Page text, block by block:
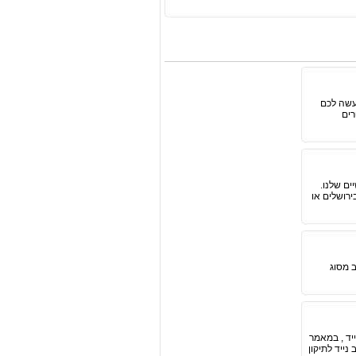
לכם
שלנו.
או
מסוג
, במאמר
לתיקון